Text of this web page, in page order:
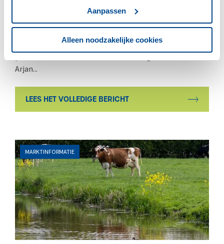
Aanpassen
Alleen noodzakelijke cookies
ZuivelNL presenteert jaarverslag
2025
Tijdens de Algemene Vergadering op 24 juni 2026
presenteerde ZuivelNL haar Jaarverslag 2025. Voorzitter
Arjan...
LEES HET VOLLEDIGE BERICHT
MARKTINFORMATIE